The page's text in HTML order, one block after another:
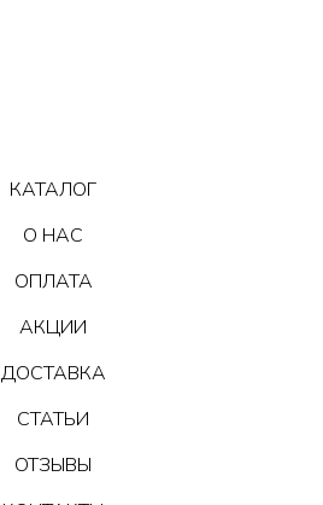
КАТАЛОГ
О НАС
ОПЛАТА
АКЦИИ
ДОСТАВКА
СТАТЬИ
ОТЗЫВЫ